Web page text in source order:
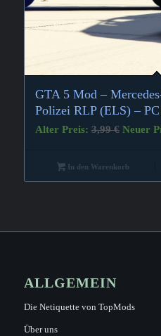
4.00
GTA 5 Mod –
Polizei RLP (ELS) –
Alter Preis: 3,99€ Neuer
In den Warenkorb
ALLGEMEIN
Die Netiquette von TopMods
Über uns